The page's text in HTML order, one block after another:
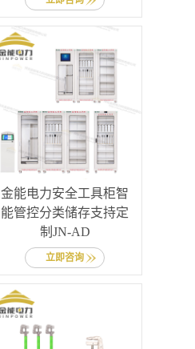
金能电力安全工具柜智
能管控分类储存支持定
制JN-AD
立即咨询